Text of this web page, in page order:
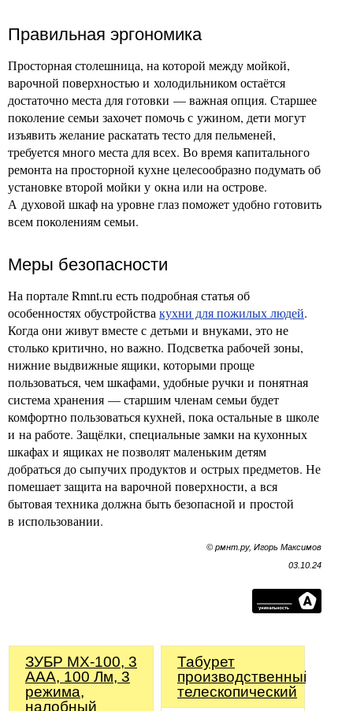
Правильная эргономика
Просторная столешница, на которой между мойкой,
варочной поверхностью и холодильником остаётся
достаточно места для готовки — важная опция. Старшее
поколение семьи захочет помочь с ужином, дети могут
изъявить желание раскатать тесто для пельменей,
требуется много места для всех. Во время капитального
ремонта на просторной кухне целесообразно подумать об
установке второй мойки у окна или на острове.
А духовой шкаф на уровне глаз поможет удобно готовить
всем поколениям семьи.
Меры безопасности
На портале Rmnt.ru есть подробная статья об
особенностях обустройства кухни для пожилых людей.
Когда они живут вместе с детьми и внуками, это не
столько критично, но важно. Подсветка рабочей зоны,
нижние выдвижные ящики, которыми проще
пользоваться, чем шкафами, удобные ручки и понятная
система хранения — старшим членам семьи будет
комфортно пользоваться кухней, пока остальные в школе
и на работе. Защёлки, специальные замки на кухонных
шкафах и ящиках не позволят маленьким детям
добраться до сыпучих продуктов и острых предметов. Не
помешает защита на варочной поверхности, а вся
бытовая техника должна быть безопасной и простой
в использовании.
© рмнт.ру, Игорь Максимов
03.10.24
ЗУБР МХ-100, 3
AAA, 100 Лм, 3
режима,
налобный
Табурет
производственный
телескопический